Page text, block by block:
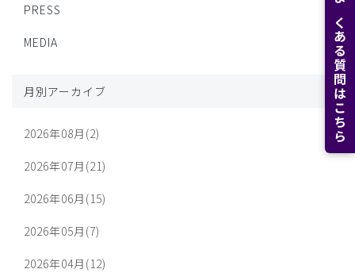
よくある質問はこちら
PRESS
MEDIA
月別アーカイブ
2026年08月(2)
2026年07月(21)
2026年06月(15)
2026年05月(7)
2026年04月(12)